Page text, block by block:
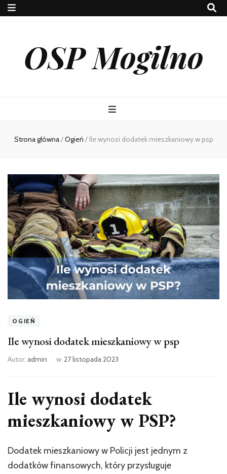
OSP Mogilno
Strona główna/Ogień / Ile wynosi dodatek mieszkaniowy w psp
OGIEŃ
Ile wynosi dodatek mieszkaniowy w psp
Autor: admin w 27 listopada 2023
Ile wynosi dodatek
mieszkaniowy w PSP?
Dodatek mieszkaniowy w Policji jest jednym z
dodatków finansowych, który przysługuje